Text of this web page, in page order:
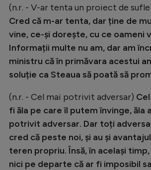
(n.r. - V-ar tenta un proiect de
Cred că m-ar tenta, dar ține de
vine, ce-și dorește, cu ce oameni
Informații multe nu am, dar am
ministru că în primăvara acestui
soluție ca Steaua să poată să
(n.r. - Cel mai potrivit adversar)
fi ăla pe care îl putem învinge, ăla
potrivit adversar. Dar toți
cred că peste noi, și au și
teren propriu. Însă, în același
nici pe departe că ar fi imposibil